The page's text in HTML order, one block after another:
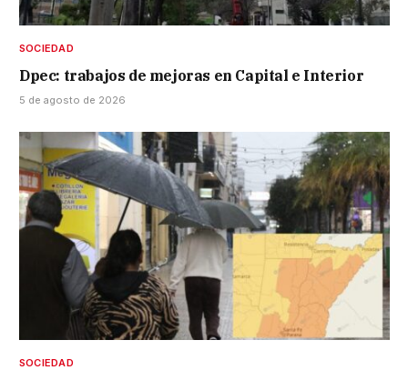
SOCIEDAD
Dpec: trabajos de mejoras en Capital e Interior
5 de agosto de 2026
SOCIEDAD